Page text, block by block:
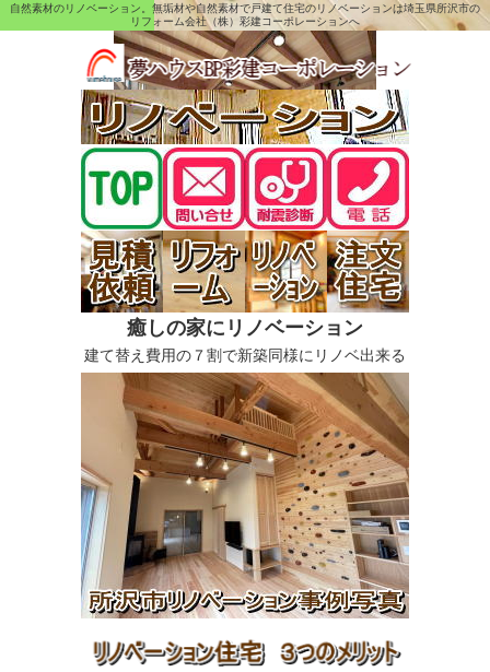
自然素材のリノベーション。無垢材や自然素材で戸建て住宅のリノベーションは埼玉県所沢市の
リフォーム会社（株）彩建コーポレーションへ
癒しの家にリノベーション
建て替え費用の７割で新築同様にリノベ出来る